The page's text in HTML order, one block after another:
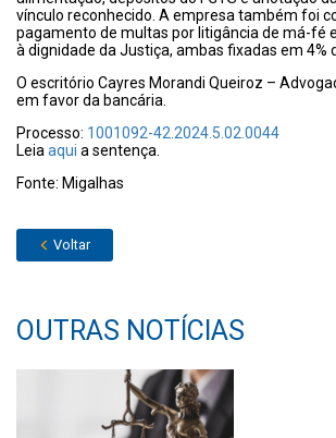
vínculo reconhecido. A empresa também foi
pagamento de multas por litigância de má-fé
à dignidade da Justiça, ambas fixadas em 4%
O escritório Cayres Morandi Queiroz –
em favor da bancária.
Processo: 1001092-42.2024.5.02.0044
Leia aqui a sentença.
Fonte: Migalhas
Voltar
OUTRAS NOTÍCIAS